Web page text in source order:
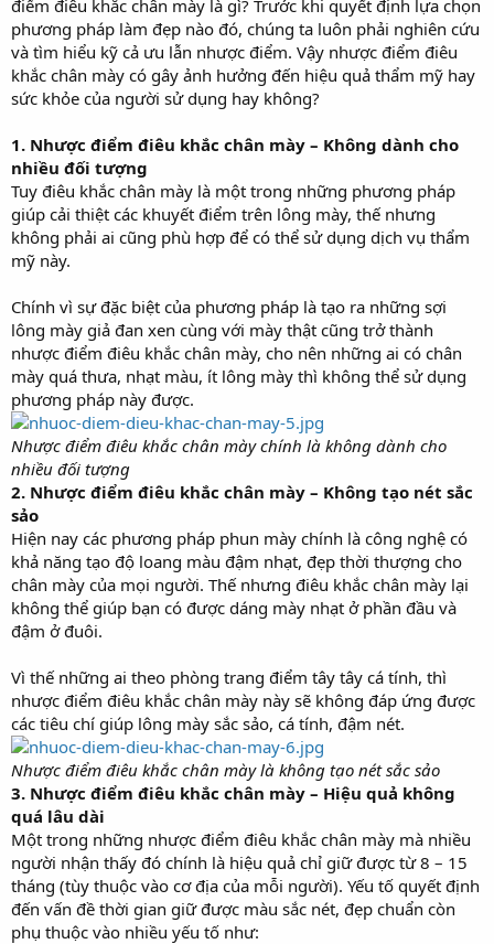
điểm điêu khắc chân mày là gì? Trước khi quyết định lựa chọn
phương pháp làm đẹp nào đó, chúng ta luôn phải nghiên cứu
và tìm hiểu kỹ cả ưu lẫn nhược điểm. Vậy nhược điểm điêu
khắc chân mày có gây ảnh hưởng đến hiệu quả thẩm mỹ hay
sức khỏe của người sử dụng hay không?
1. Nhược điểm điêu khắc chân mày – Không dành cho
nhiều đối tượng
Tuy điêu khắc chân mày là một trong những phương pháp
giúp cải thiệt các khuyết điểm trên lông mày, thế nhưng
không phải ai cũng phù hợp để có thể sử dụng dịch vụ thẩm
mỹ này.
Chính vì sự đặc biệt của phương pháp là tạo ra những sợi
lông mày giả đan xen cùng với mày thật cũng trở thành
nhược điểm điêu khắc chân mày, cho nên những ai có chân
mày quá thưa, nhạt màu, ít lông mày thì không thể sử dụng
phương pháp này được.
Nhược điểm điêu khắc chân mày chính là không dành cho
nhiều đối tượng
2. Nhược điểm điêu khắc chân mày – Không tạo nét sắc
sảo
Hiện nay các phương pháp phun mày chính là công nghệ có
khả năng tạo độ loang màu đậm nhạt, đẹp thời thượng cho
chân mày của mọi người. Thế nhưng điêu khắc chân mày lại
không thể giúp bạn có được dáng mày nhạt ở phần đầu và
đậm ở đuôi.
Vì thế những ai theo phòng trang điểm tây tây cá tính, thì
nhược điểm điêu khắc chân mày này sẽ không đáp ứng được
các tiêu chí giúp lông mày sắc sảo, cá tính, đậm nét.
Nhược điểm điêu khắc chân mày là không tạo nét sắc sảo
3. Nhược điểm điêu khắc chân mày – Hiệu quả không
quá lâu dài
Một trong những nhược điểm điêu khắc chân mày mà nhiều
người nhận thấy đó chính là hiệu quả chỉ giữ được từ 8 – 15
tháng (tùy thuộc vào cơ địa của mỗi người). Yếu tố quyết định
đến vấn đề thời gian giữ được màu sắc nét, đẹp chuẩn còn
phụ thuộc vào nhiều yếu tố như: